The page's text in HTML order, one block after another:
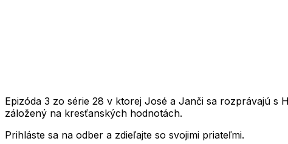
Epizóda 3 zo série 28 v ktorej José a Janči sa rozprávajú
záložený na kresťanských hodnotách.
Prihláste sa na odber a zdieľajte so svojimi priateľmi.